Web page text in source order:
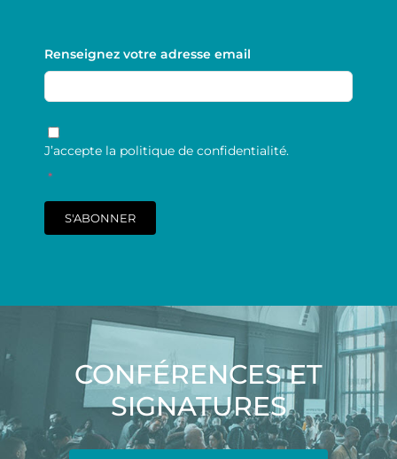
Renseignez votre adresse email
RGPD
J’accepte la politique de confidentialité.
*
S'ABONNER
CONFÉRENCES ET
SIGNATURES